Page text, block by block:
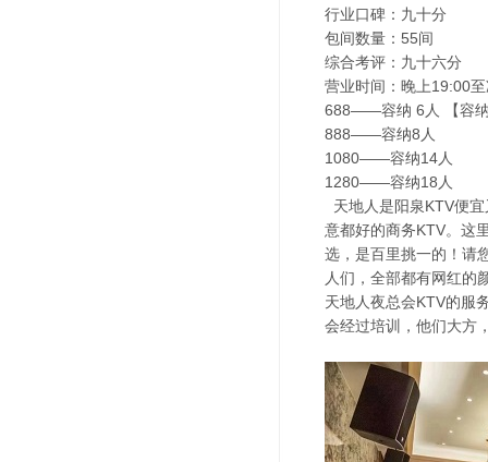
行业口碑：九十分
包间数量：55间
综合考评：九十六分
营业时间：晚上19:00
688——容纳 6人 【容
888——容纳8人
1080——容纳14人
1280——容纳18人
天地人是阳泉KTV便
意都好的商务KTV。这
选，是百里挑一的！请
人们，全部都有网红的
天地人夜总会KTV的服
会经过培训，他们大方